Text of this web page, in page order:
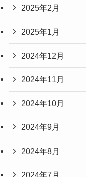
2025年2月
2025年1月
2024年12月
2024年11月
2024年10月
2024年9月
2024年8月
2024年7月